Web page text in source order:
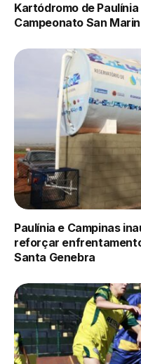
Kartódromo de
Campeonato San
Paulínia e Campinas
reforçar
Santa Genebra